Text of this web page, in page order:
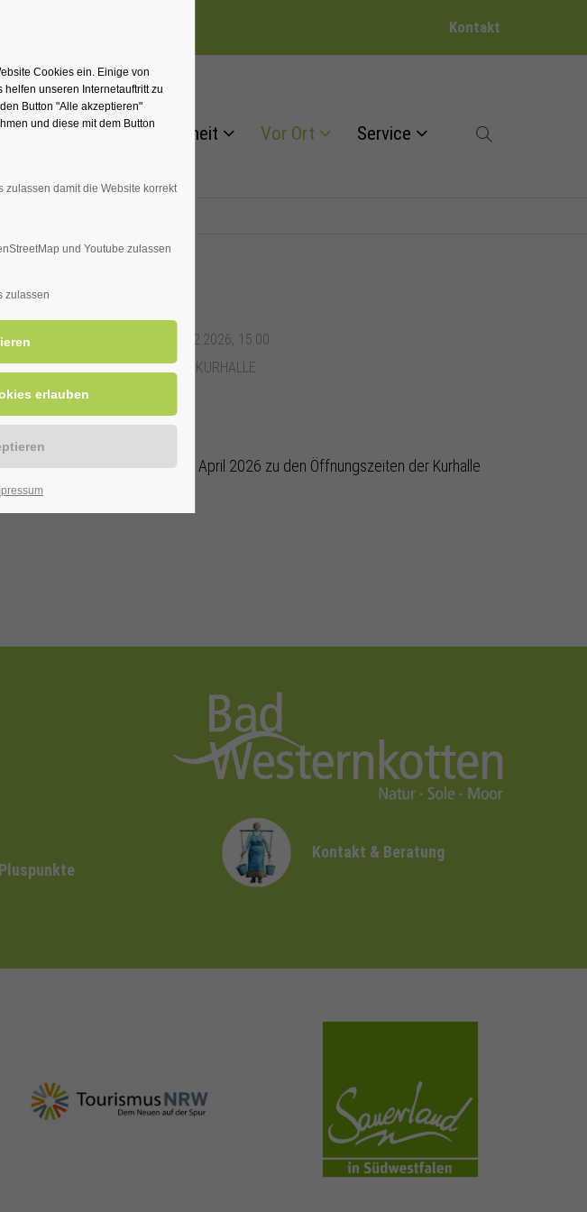
Kontakt
Für Ihre Gesundheit Vor Ort Service
27.02.2026, 15:00
ORT: KURHALLE
Die Bilder können bis zum 26. April 2026 zu den Öffnungszeiten der Kurhalle
Kontakt & Beratung
nrw-tourismus.de sauerland.com
Cookies ein. Einige von
unseren Internetauftritt zu
Button "Alle akzeptieren"
und diese mit dem Button
zulassen damit die Website korrekt
und Youtube zulassen
zulassen